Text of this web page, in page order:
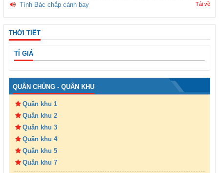
Tình Bác chắp cánh bay Tải về
THỜI TIẾT
TỈ GIÁ
QUÂN CHỦNG - QUÂN KHU
Quân khu 1
Quân khu 2
Quân khu 3
Quân khu 4
Quân khu 5
Quân khu 7